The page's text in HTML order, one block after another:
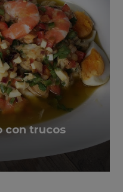
con trucos